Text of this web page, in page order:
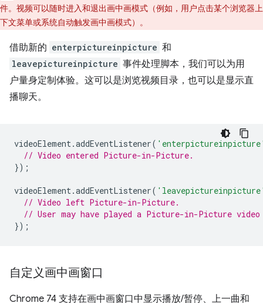
件。视频可以随时进入和退出画中画模式（例如，用户点击某个浏览器上
下文菜单或系统自动触发画中画模式）。
借助新的 enterpictureinpicture 和
leavepictureinpicture 事件处理脚本，我们可以为用
户量身定制体验。这可以是浏览视频目录，也可以是显示直
播聊天。
videoElement.addEventListener(
// Video entered Picture-in-Picture.
});
videoElement.addEventListener(
// Video left Picture-in-Picture.
// User may have played a Picture-in-Picture
});
自定义画中画窗口
Chrome 74 支持在画中画窗口中显示播放/暂停、上一曲和